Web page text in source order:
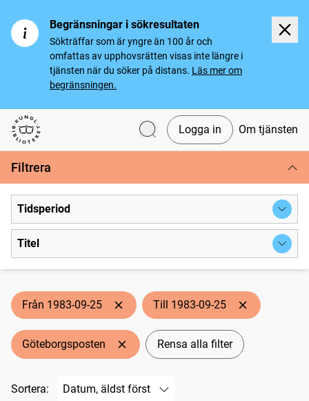
Begränsningar i sökresultaten
Sökträffar som är yngre än 100 år och
omfattas av upphovsrätten visas inte längre i
tjänsten när du söker på distans. Läs mer om
begränsningen.
Svenska tidningar
Logga in Om tjänsten
Filtrera
Tidsperiod
Titel
Från 1983-09-25 Till 1983-09-25
Göteborgsposten Rensa alla filter
Sortera: